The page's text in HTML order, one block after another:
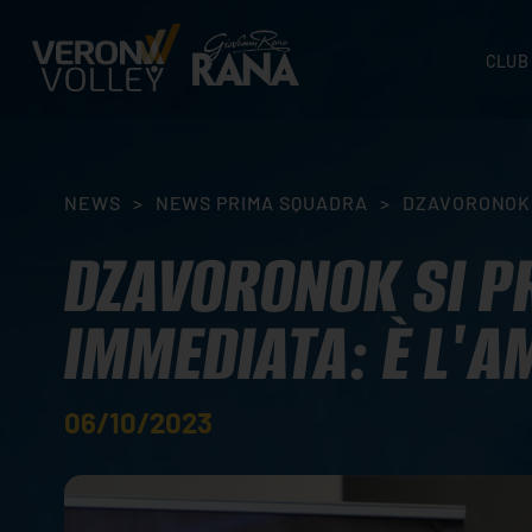
CLUB
NEWS > NEWS PRIMA SQUADRA >
DZAVORONOK SI
IMMEDIATA: È
06/10/2023